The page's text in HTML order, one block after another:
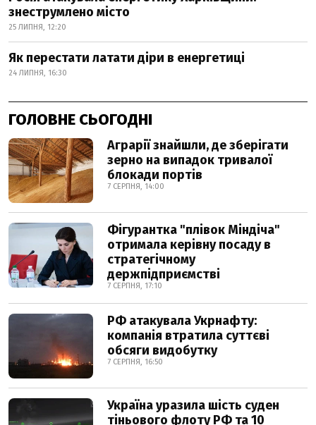
знеструмлено місто
25 ЛИПНЯ, 12:20
Як перестати латати діри в енергетиці
24 ЛИПНЯ, 16:30
ГОЛОВНЕ СЬОГОДНІ
Аграрії знайшли, де зберігати
зерно на випадок тривалої
блокади портів
7 СЕРПНЯ, 14:00
Фігурантка "плівок Міндіча"
отримала керівну посаду в
стратегічному
держпідприємстві
7 СЕРПНЯ, 17:10
РФ атакувала Укрнафту:
компанія втратила суттєві
обсяги видобутку
7 СЕРПНЯ, 16:50
Україна уразила шість суден
тіньового флоту РФ та 10